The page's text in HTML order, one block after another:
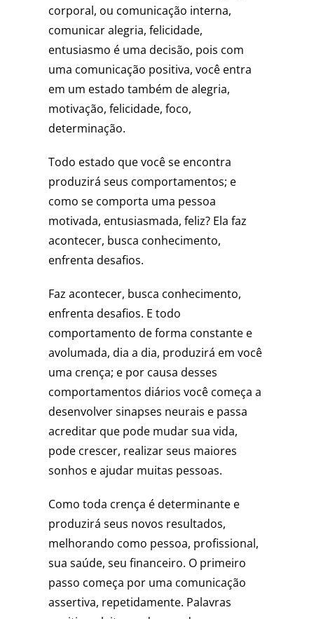
corporal, ou comunicação interna,
comunicar alegria, felicidade,
entusiasmo é uma decisão, pois com
uma comunicação positiva, você entra
em um estado também de alegria,
motivação, felicidade, foco,
determinação.
Todo estado que você se encontra
produzirá seus comportamentos; e
como se comporta uma pessoa
motivada, entusiasmada, feliz? Ela faz
acontecer, busca conhecimento,
enfrenta desafios.
Faz acontecer, busca conhecimento,
enfrenta desafios. E todo
comportamento de forma constante e
avolumada, dia a dia, produzirá em você
uma crença; e por causa desses
comportamentos diários você começa a
desenvolver sinapses neurais e passa
acreditar que pode mudar sua vida,
pode crescer, realizar seus maiores
sonhos e ajudar muitas pessoas.
Como toda crença é determinante e
produzirá seus novos resultados,
melhorando como pessoa, profissional,
sua saúde, seu financeiro. O primeiro
passo começa por uma comunicação
assertiva, repetidamente. Palavras